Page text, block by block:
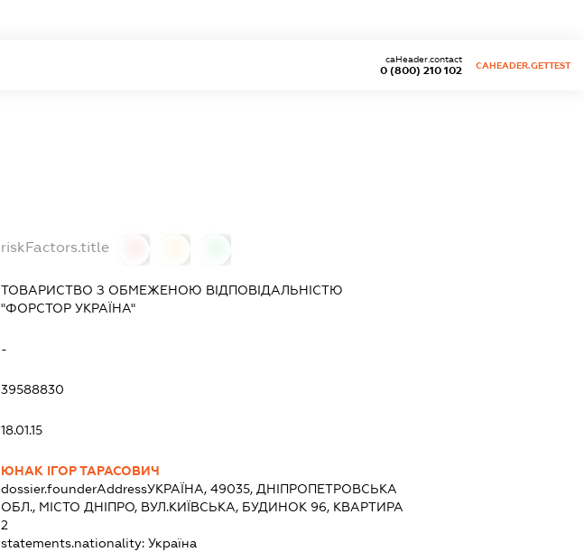
0 (800) 210 102
caHeader.contact
CAHEADER.GETTEST
riskFactors.title
ТОВАРИСТВО З ОБМЕЖЕНОЮ ВІДПОВІДАЛЬНІСТЮ
"ФОРСТОР УКРАЇНА"
-
39588830
18.01.15
ЮНАК ІГОР ТАРАСОВИЧ
dossier.founderAddressУКРАЇНА, 49035, ДНІПРОПЕТРОВСЬКА
ОБЛ., МІСТО ДНІПРО, ВУЛ.КИЇВСЬКА, БУДИНОК 96, КВАРТИРА
2
statements.nationality:Україна